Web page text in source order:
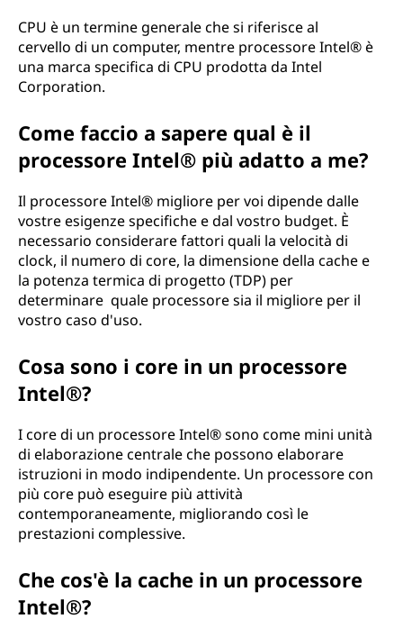
CPU è un termine generale che si riferisce al
cervello di un computer, mentre processore Intel® è
una marca specifica di CPU prodotta da Intel
Corporation.
Come faccio a sapere qual è il
processore Intel® più adatto a me?
Il processore Intel® migliore per voi dipende dalle
vostre esigenze specifiche e dal vostro budget. È
necessario considerare fattori quali la velocità di
clock, il numero di core, la dimensione della cache e
la potenza termica di progetto (TDP) per
determinare quale processore sia il migliore per il
vostro caso d'uso.
Cosa sono i core in un processore
Intel®?
I core di un processore Intel® sono come mini unità
di elaborazione centrale che possono elaborare
istruzioni in modo indipendente. Un processore con
più core può eseguire più attività
contemporaneamente, migliorando così le
prestazioni complessive.
Che cos'è la cache in un processore
Intel®?